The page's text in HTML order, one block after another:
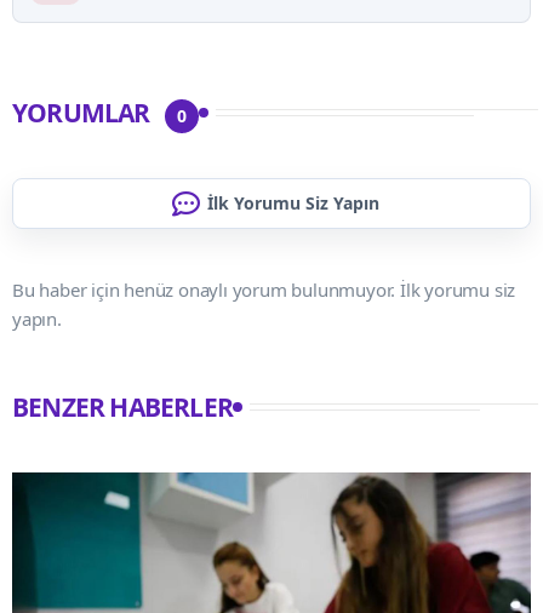
YORUMLAR 0
İlk Yorumu Siz Yapın
Bu haber için henüz onaylı yorum bulunmuyor. İlk yorumu siz
yapın.
BENZER HABERLER